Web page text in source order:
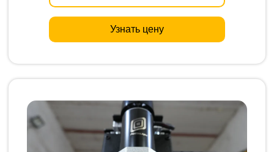
Узнать цену